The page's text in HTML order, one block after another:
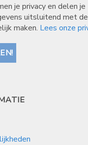
je privacy en delen je
uitsluitend met
maken. Lees onze